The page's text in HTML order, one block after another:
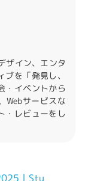
ザイン、エンタ
を「発見し、
・イベントから
Webサービスな
・レビューをし